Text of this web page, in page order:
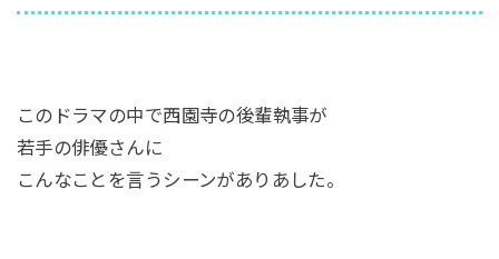
このドラマの中で西園寺の後輩執事が
若手の俳優さんに
こんなことを言うシーンがありあした。